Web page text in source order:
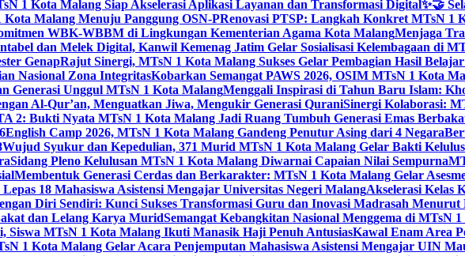
1 Kota Malang Siap Akselerasi Aplikasi Layanan dan Transformasi Digital✨🤝
Malang Menuju Panggung OSN-PRenovasi PTSP: Langkah Konkret MTsN 1
WBK-WBBM di Lingkungan Kementerian Agama Kota MalangMenjaga
dan Melek Digital, Kanwil Kemenag Jatim Gelar Sosialisasi Kelembagaan di
GenapRajut Sinergi, MTsN 1 Kota Malang Sukses Gelar Pembagian Hasil Belajar
Nasional Zona IntegritasKobarkan Semangat PAWS 2026, OSIM MTsN 1 Kota
Unggul MTsN 1 Kota MalangMenggali Inspirasi di Tahun Baru Islam:
Al-Qur’an, Menguatkan Jiwa, Mengukir Generasi QuraniSinergi Kolaborasi:
2: Bukti Nyata MTsN 1 Kota Malang Jadi Ruang Tumbuh Generasi Emas
English Camp 2026, MTsN 1 Kota Malang Gandeng Penutur Asing dari 4 Negara
Wujud Syukur dan Kepedulian, 371 Murid MTsN 1 Kota Malang Gelar Bakti
Sidang Pleno Kelulusan MTsN 1 Kota Malang Diwarnai Capaian Nilai Sempurna
Membentuk Generasi Cerdas dan Berkarakter: MTsN 1 Kota Malang Gelar
18 Mahasiswa Asistensi Mengajar Universitas Negeri MalangAkselerasi Kelas
Diri Sendiri: Kunci Sukses Transformasi Guru dan Inovasi Madrasah
dan Lelang Karya MuridSemangat Kebangkitan Nasional Menggema di MTsN
Siswa MTsN 1 Kota Malang Ikuti Manasik Haji Penuh AntusiasKawal Enam Area
1 Kota Malang Gelar Acara Penjemputan Mahasiswa Asistensi Mengajar UIN